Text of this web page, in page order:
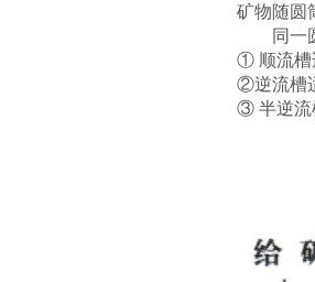
矿物随圆
同一
① 顺流
②逆流槽
③ 半逆